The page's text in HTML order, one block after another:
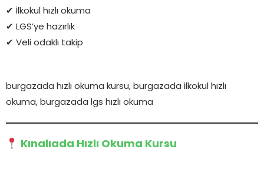
✔ İlkokul hızlı okuma
✔ LGS’ye hazırlık
✔ Veli odaklı takip
burgazada hızlı okuma kursu, burgazada ilkokul hızlı
okuma, burgazada lgs hızlı okuma
Kınalıada Hızlı Okuma Kursu